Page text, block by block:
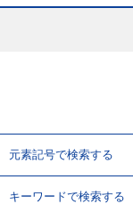
キーワードで検索する
カテゴリで検索する